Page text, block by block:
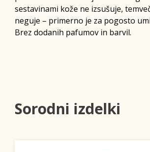
sestavinami kože ne izsušuje,
neguje – primerno je za pogosto
Brez dodanih pafumov in barvil.
Sorodni izdelki